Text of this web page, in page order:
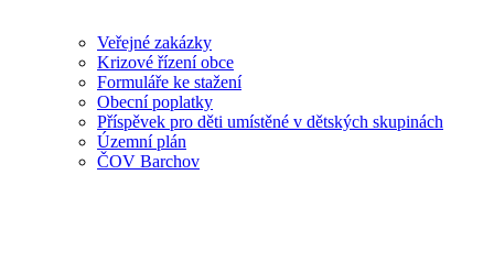
Veřejné zakázky
Krizové řízení obce
Formuláře ke stažení
Obecní poplatky
Příspěvek pro děti umístěné v dětských skupinách
Územní plán
ČOV Barchov